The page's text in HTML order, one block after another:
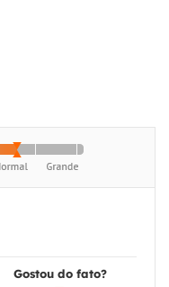
Gostou do fato?